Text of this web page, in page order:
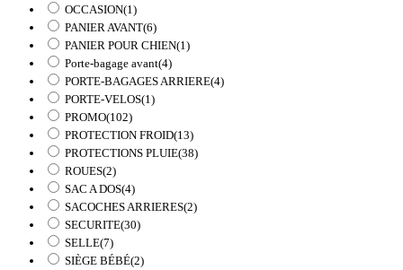
OCCASION(1)
PANIER AVANT(6)
PANIER POUR CHIEN(1)
Porte-bagage avant(4)
PORTE-BAGAGES ARRIERE(4)
PORTE-VELOS(1)
PROMO(102)
PROTECTION FROID(13)
PROTECTIONS PLUIE(38)
ROUES(2)
SAC A DOS(4)
SACOCHES ARRIERES(2)
SECURITE(30)
SELLE(7)
SIÈGE BÉBÉ(2)